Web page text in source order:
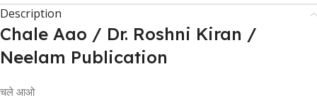
Description
Chale Aao / Dr. Roshni Kiran /
Neelam Publication
चले आओ